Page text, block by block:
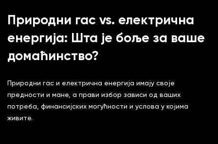
Природни гас vs. електрична
енергија: Шта је боље за ваше
домаћинство?
Природни гас и електрична енергија имају своје
предности и мане, а прави избор зависи од ваших
потреба, финансијских могућности и услова у којима
живите.